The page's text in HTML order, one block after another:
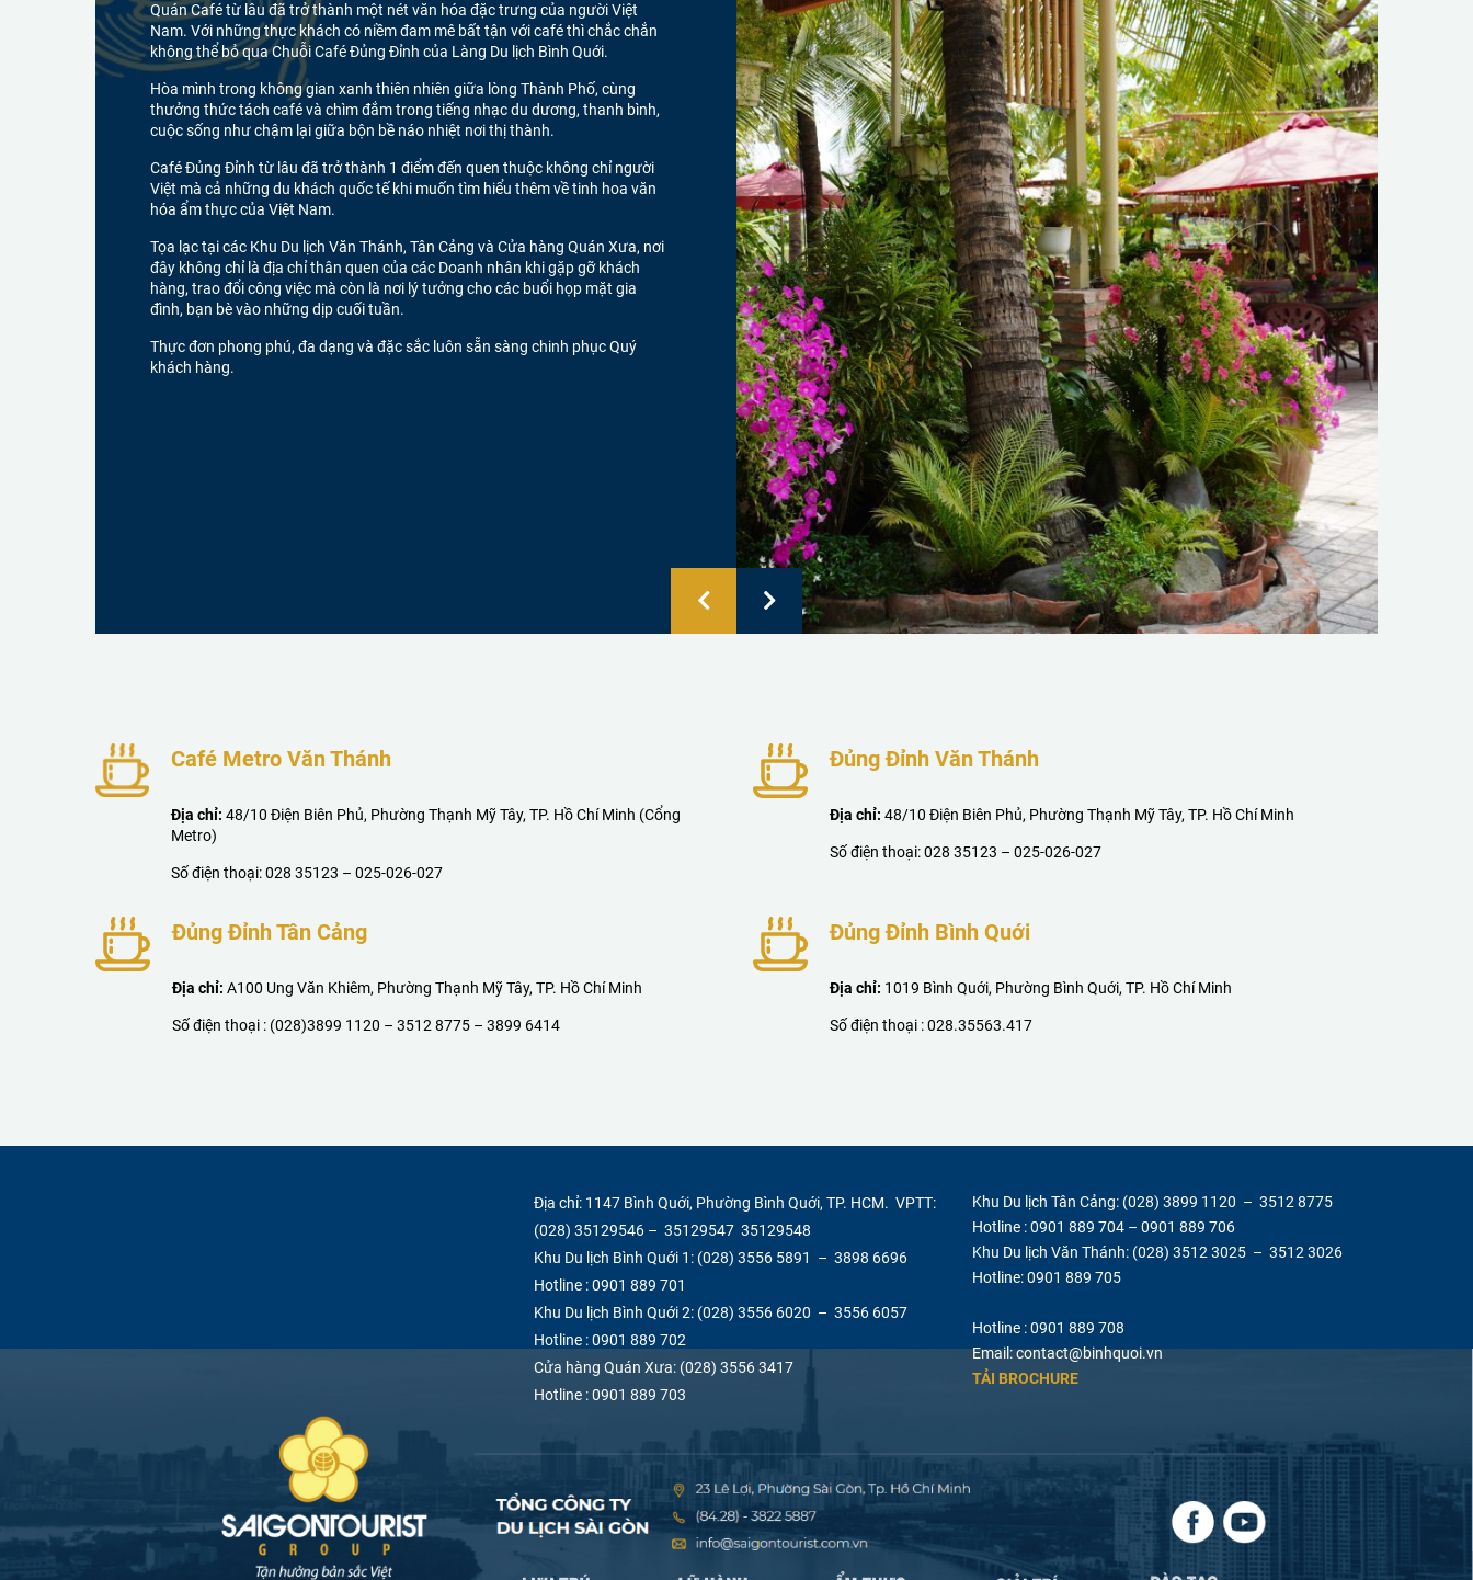
Quán Café từ lâu đã trở thành một nét văn hóa đặc trưng của người Việt
Nam. Với những thực khách có niềm đam mê bất tận với café thì chắc chắn
không thể bỏ qua Chuỗi Café Đủng Đỉnh của Làng Du lịch Bình Quới.
Hòa mình trong không gian xanh thiên nhiên giữa lòng Thành Phố, cùng
thưởng thức tách café và chìm đắm trong tiếng nhạc du dương, thanh bình,
cuộc sống như chậm lại giữa bộn bề náo nhiệt nơi thị thành.
Café Đủng Đỉnh từ lâu đã trở thành 1 điểm đến quen thuộc không chỉ người
Việt mà cả những du khách quốc tế khi muốn tìm hiểu thêm về tinh hoa văn
hóa ẩm thực của Việt Nam.
Tọa lạc tại các Khu Du lịch Văn Thánh, Tân Cảng và Cửa hàng Quán Xưa, nơi
đây không chỉ là địa chỉ thân quen của các Doanh nhân khi gặp gỡ khách
hàng, trao đổi công việc mà còn là nơi lý tưởng cho các buổi họp mặt gia
đình, bạn bè vào những dịp cuối tuần.
Thực đơn phong phú, đa dạng và đặc sắc luôn sẵn sàng chinh phục Quý
khách hàng.
Café Metro Văn Thánh
Địa chỉ: 48/10 Điện Biên Phủ, Phường Thạnh Mỹ Tây, TP. Hồ Chí Minh (Cổng
Metro)
Số điện thoại:028 35123 – 025-026-027
Đủng Đỉnh Văn Thánh
Địa chỉ: 48/10 Điện Biên Phủ, Phường Thạnh Mỹ Tây, TP. Hồ Chí Minh
Số điện thoại:028 35123 – 025-026-027
Đủng Đỉnh Tân Cảng
Địa chỉ: A100 Ung Văn Khiêm, Phường Thạnh Mỹ Tây, TP. Hồ Chí Minh
Số điện thoại : (028)3899 1120 – 3512 8775 – 3899 6414
Đủng Đỉnh Bình Quới
Địa chỉ: 1019 Bình Quới, Phường Bình Quới, TP. Hồ Chí Minh
Số điện thoại :028.35563.417
Địa chỉ: 1147 Bình Quới, Phường Bình Quới, TP. HCM. VPTT:
(028) 35129546 – 35129547 35129548
Khu Du lịch Bình Quới 1: (028) 3556 5891 – 3898 6696
Hotline : 0901 889 701
Khu Du lịch Bình Quới 2: (028) 3556 6020 – 3556 6057
Hotline : 0901 889 702
Cửa hàng Quán Xưa: (028) 3556 3417
Hotline : 0901 889 703
Khu Du lịch Tân Cảng: (028) 3899 1120 – 3512 8775
Hotline : 0901 889 704 – 0901 889 706
Khu Du lịch Văn Thánh: (028) 3512 3025 – 3512 3026
Hotline: 0901 889 705
Hotline :0901 889 708
Email:contact@binhquoi.vn
TẢI BROCHURE